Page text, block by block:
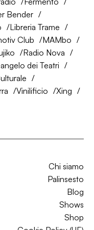
Bender
Libreria Trame
Club
MAMbo
Radio Nova
dei Teatri
Vinilificio
Xing
Chi siamo
Palinsesto
Blog
Shows
Shop